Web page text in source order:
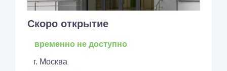
Скоро открытие
временно не доступно
г. Москва